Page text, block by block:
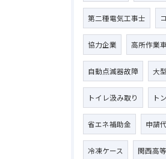
第二種電気工事士
協力企業 高所作業車
自動点滅器故障 大
トイレ汲み取り ト
省エネ補助金 申請
冷凍ケース 関西高